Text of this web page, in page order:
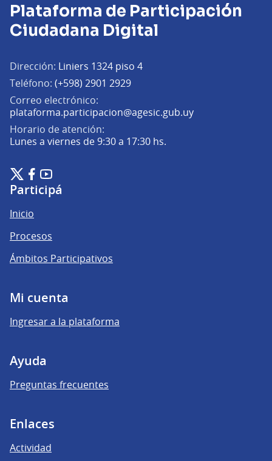
Plataforma de Participación
Ciudadana Digital
Dirección: Liniers 1324 piso 4
Teléfono: (+598) 2901 2929
Correo electrónico:
plataforma.participacion@agesic.gub.uy(Abrir en una
Horario de atención:
Lunes a viernes de 9:30 a 17:30 hs.
Plataforma de Participación Ciudadana Digital en X
(Enlace externo)
Plataforma de Participación Ciudadana Digital en Facebook
(Enlace externo)
Plataforma de Participación Ciudadana Digital en
(Enlace externo)
Participá
Inicio
Procesos
Ámbitos Participativos
Mi cuenta
Ingresar a la plataforma
Ayuda
Preguntas frecuentes
Enlaces
Actividad